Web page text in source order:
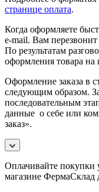
странице оплата.
Когда оформляете
e-mail. Вам
По результатам
оформления товара
Оформление заказа в
следующим образом.
последовательным
данные о себе или
заказ».
Оплачивайте покупки
магазине ФермаСклад